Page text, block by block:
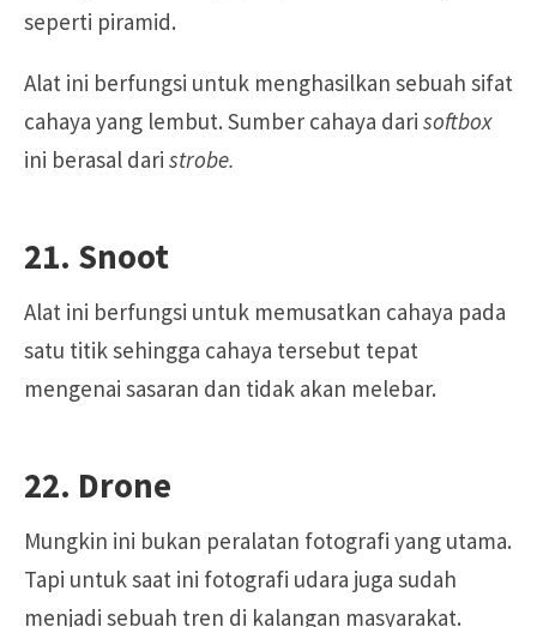
seperti piramid.
Alat ini berfungsi untuk menghasilkan sebuah sifat
cahaya yang lembut. Sumber cahaya dari softbox
ini berasal dari strobe.
21. Snoot
Alat ini berfungsi untuk memusatkan cahaya pada
satu titik sehingga cahaya tersebut tepat
mengenai sasaran dan tidak akan melebar.
22. Drone
Mungkin ini bukan peralatan fotografi yang utama.
Tapi untuk saat ini fotografi udara juga sudah
menjadi sebuah tren di kalangan masyarakat.